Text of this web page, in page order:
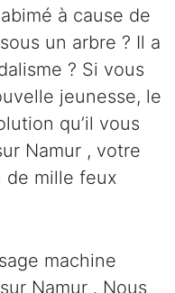
à cause de
un arbre ? Il a
? Si vous
jeunesse, le
qu’il vous
Namur , votre
de mille feux
machine
Namur . Nous